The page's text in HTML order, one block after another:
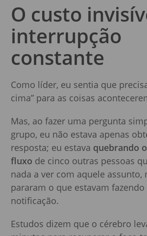
O custo
interrupção
constante
Como líder, eu sentia que
cima” para as coisas
Mas, ao fazer uma pergunta
grupo, eu não estava apenas
resposta; eu estava quebrando
fluxo de cinco outras pessoas
nada a ver com aquele assunto,
pararam o que estavam
notificação.
Estudos dizem que o cérebro